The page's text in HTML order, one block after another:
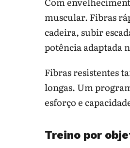
muscular. Fibras
cadeira, subir
potência adaptada
Fibras resistentes
longas. Um
esforço e
Treino por